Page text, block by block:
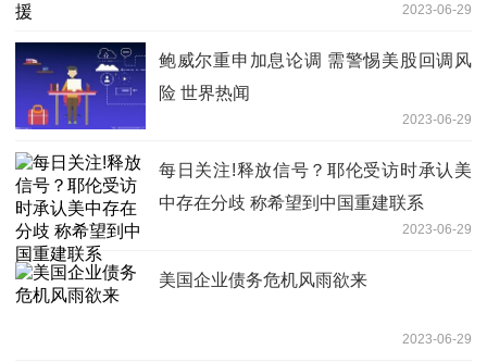
2023-06-29
鲍威尔重申加息论调 需警惕美股回调风
险 世界热闻
2023-06-29
每日关注!释放信号？耶伦受访时承认美
中存在分歧 称希望到中国重建联系
2023-06-29
美国企业债务危机风雨欲来
2023-06-29